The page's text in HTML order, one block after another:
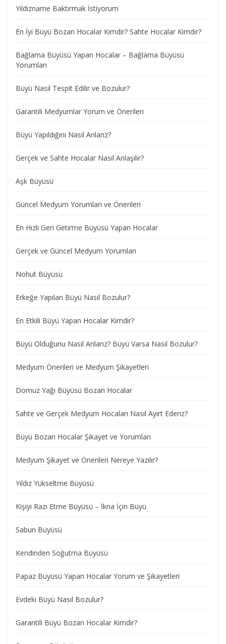
Yıldızname Baktırmak İstiyorum
En İyi Büyü Bozan Hocalar Kimdir? Sahte Hocalar Kimdir?
Bağlama Büyüsü Yapan Hocalar – Bağlama Büyüsü
Yorumları
Büyü Nasıl Tespit Edilir ve Bozulur?
Garantili Medyumlar Yorum ve Önerileri
Büyü Yapıldığını Nasıl Anlarız?
Gerçek ve Sahte Hocalar Nasıl Anlaşılır?
Aşk Büyüsü
Güncel Medyum Yorumları ve Önerileri
En Hızlı Geri Getirme Büyüsü Yapan Hocalar
Gerçek ve Güncel Medyum Yorumları
Nohut Büyüsü
Erkeğe Yapılan Büyü Nasıl Bozulur?
En Etkili Büyü Yapan Hocalar Kimdir?
Büyü Olduğunu Nasıl Anlarız? Büyü Varsa Nasıl Bozulur?
Medyum Önerileri ve Medyum Şikayetleri
Domuz Yağı Büyüsü Bozan Hocalar
Sahte ve Gerçek Medyum Hocaları Nasıl Ayırt Ederiz?
Büyü Bozan Hocalar Şikayet ve Yorumları
Medyum Şikayet ve Önerileri Nereye Yazılır?
Yıldız Yükseltme Büyüsü
Kişiyi Razı Etme Büyüsü – İkna İçin Büyü
Sabun Büyüsü
Kendinden Soğutma Büyüsü
Papaz Büyüsü Yapan Hocalar Yorum ve Şikayetleri
Evdeki Büyü Nasıl Bozulur?
Garantili Büyü Bozan Hocalar Kimdir?